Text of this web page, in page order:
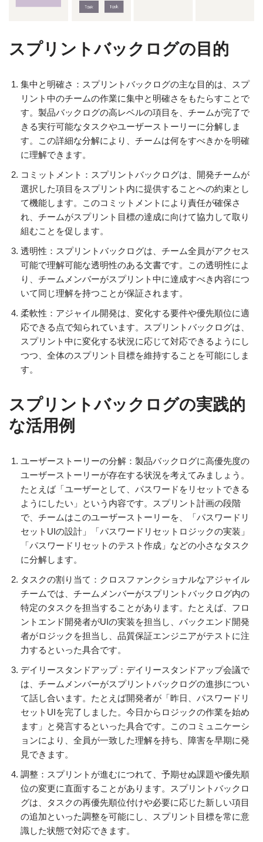
スプリントバックログの目的
集中と明確さ：スプリントバックログの主な目的は、スプ
リント中のチームの作業に集中と明確さをもたらすことで
す。製品バックログの高レベルの項目を、チームが完了で
きる実行可能なタスクやユーザーストーリーに分解しま
す。この詳細な分解により、チームは何をすべきかを明確
に理解できます。
コミットメント：スプリントバックログは、開発チームが
選択した項目をスプリント内に提供することへの約束とし
て機能します。このコミットメントにより責任が確保さ
れ、チームがスプリント目標の達成に向けて協力して取り
組むことを促します。
透明性：スプリントバックログは、チーム全員がアクセス
可能で理解可能な透明性のある文書です。この透明性によ
り、チームメンバーがスプリント中に達成すべき内容につ
いて同じ理解を持つことが保証されます。
柔軟性：アジャイル開発は、変化する要件や優先順位に適
応できる点で知られています。スプリントバックログは、
スプリント中に変化する状況に応じて対応できるようにし
つつ、全体のスプリント目標を維持することを可能にしま
す。
スプリントバックログの実践的
な活用例
ユーザーストーリーの分解：製品バックログに高優先度の
ユーザーストーリーが存在する状況を考えてみましょう。
たとえば「ユーザーとして、パスワードをリセットできる
ようにしたい」という内容です。スプリント計画の段階
で、チームはこのユーザーストーリーを、「パスワードリ
セットUIの設計」「パスワードリセットロジックの実装」
「パスワードリセットのテスト作成」などの小さなタスク
に分解します。
タスクの割り当て：クロスファンクショナルなアジャイル
チームでは、チームメンバーがスプリントバックログ内の
特定のタスクを担当することがあります。たとえば、フロ
ントエンド開発者がUIの実装を担当し、バックエンド開発
者がロジックを担当し、品質保証エンジニアがテストに注
力するといった具合です。
デイリースタンドアップ：デイリースタンドアップ会議で
は、チームメンバーがスプリントバックログの進捗につい
て話し合います。たとえば開発者が「昨日、パスワードリ
セットUIを完了しました。今日からロジックの作業を始め
ます」と発言するといった具合です。このコミュニケーシ
ョンにより、全員が一致した理解を持ち、障害を早期に発
見できます。
調整：スプリントが進むにつれて、予期せぬ課題や優先順
位の変更に直面することがあります。スプリントバックロ
グは、タスクの再優先順位付けや必要に応じた新しい項目
の追加といった調整を可能にし、スプリント目標を常に意
識した状態で対応できます。